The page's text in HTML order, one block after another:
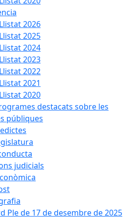
Llistat 2026
Llistat 2025
Llistat 2024
Llistat 2023
Llistat 2022
Llistat 2021
Llistat 2020
destacats sobre les
públiques
judicials
Ple de 17 de desembre de 2025